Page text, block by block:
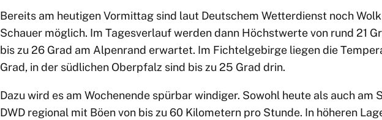
Bereits am heutigen Vormittag sind laut Deutschem Wetterdienst noch
Schauer möglich. Im Tagesverlauf werden dann Höchstwerte von rund 21
bis zu 26 Grad am Alpenrand erwartet. Im Fichtelgebirge liegen die
Grad, in der südlichen Oberpfalz sind bis zu 25 Grad drin.
Dazu wird es am Wochenende spürbar windiger. Sowohl heute als auch am
DWD regional mit Böen von bis zu 60 Kilometern pro Stunde. In höheren